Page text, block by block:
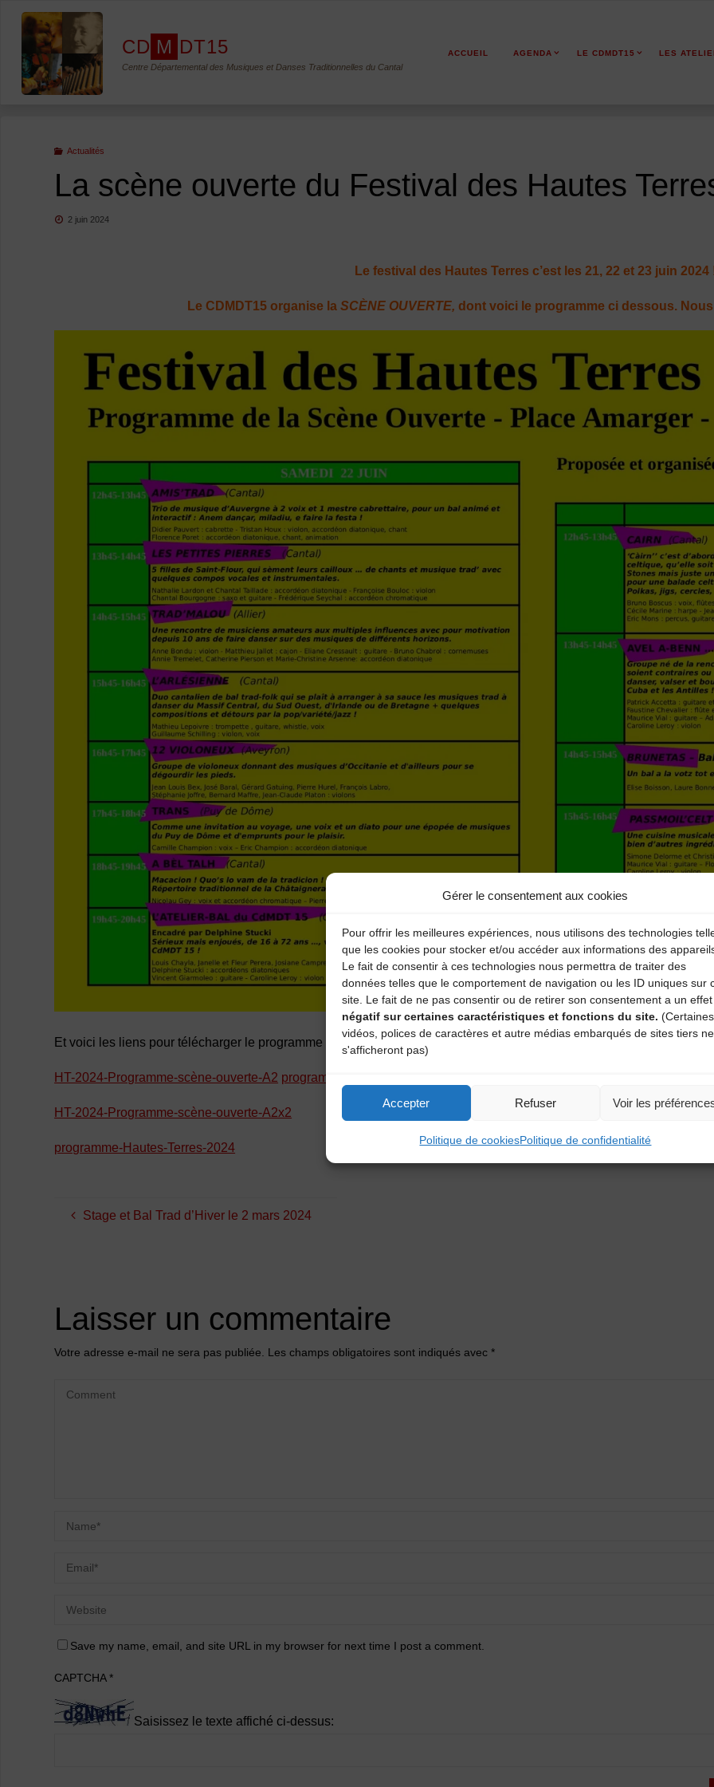
Gérer le consentement aux cookies
Pour offrir les meilleures expériences, nous utilisons des technologies
que les cookies pour stocker et/ou accéder aux informations des
Le fait de consentir à ces technologies nous permettra de traiter des
données telles que le comportement de navigation ou les ID uniques sur
site. Le fait de ne pas consentir ou de retirer son consentement a un effet
négatif sur certaines caractéristiques et fonctions du site. (Certaines
vidéos, polices de caractères et autre médias embarqués de sites tiers ne
s'afficheront pas)
Accepter Refuser Voir les
Politique de cookiesPolitique de confidentialité
Skip
content
CD M DT15
Centre Départemental des Musiques et Danses Traditionnelles du Cantal
ACCUEIL AGENDA LE CDMDT15 LES
Actualités
La scène ouverte du Festival des Hautes
2 juin 2024
Le festival des Hautes Terres c’est les 21, 22 et 23 juin 2024
Le CDMDT15 organise la SCÈNE OUVERTE, dont voici le programme ci dessous.
Et voici les liens pour télécharger le programme du festival et de la scène ouverte :
HT-2024-Programme-scène-ouverte-A2 programme-Hautes-Terres-2024
HT-2024-Programme-scène-ouverte-A2x2
programme-Hautes-Terres-2024
Stage et Bal Trad d’Hiver le 2 mars 2024
Laisser un commentaire
Votre adresse e-mail ne sera pas publiée. Les champs obligatoires sont indiqués avec*
Save my name, email, and site URL in my browser for next time I post a comment.
CAPTCHA*
Saisissez le texte affiché ci-dessus: